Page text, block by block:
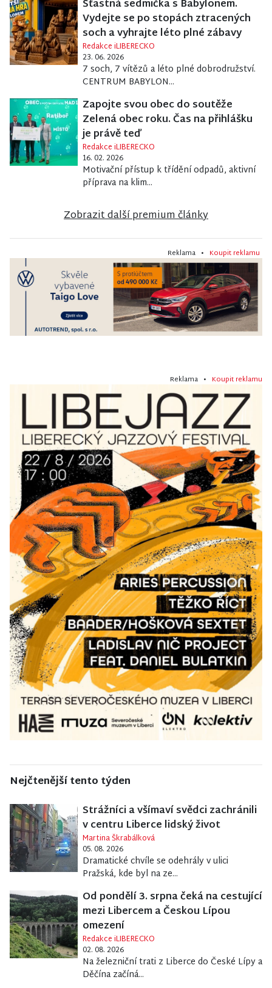
Šťastná sedmička s Babylonem.
Vydejte se po stopách ztracených
soch a vyhrajte léto plné zábavy
Redakce iLIBERECKO
23. 06. 2026
7 soch, 7 vítězů a léto plné dobrodružství.
CENTRUM BABYLON...
Zapojte svou obec do soutěže
Zelená obec roku. Čas na přihlášku
je právě teď
Redakce iLIBERECKO
16. 02. 2026
Motivační přístup k třídění odpadů, aktivní
příprava na klim...
Zobrazit další premium články
Reklama • Koupit reklamu
Reklama • Koupit reklamu
Nejčtenější tento týden
Strážníci a všímaví svědci zachránili
v centru Liberce lidský život
Martina Škrabálková
05. 08. 2026
Dramatické chvíle se odehrály v ulici
Pražská, kde byl na ze...
Od pondělí 3. srpna čeká na cestující
mezi Libercem a Českou Lípou
omezení
Redakce iLIBERECKO
02. 08. 2026
Na železniční trati z Liberce do České Lípy a
Děčína začíná...